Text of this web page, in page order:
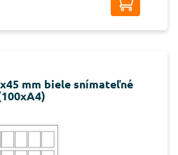
mm biele snímateľné